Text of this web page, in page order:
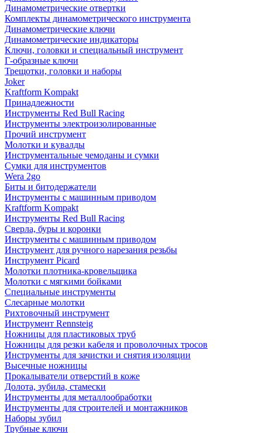
Динамометрические отвертки
Комплекты динамометрического инструмента
Динамометрические ключи
Динамометрические индикаторы
Ключи, головки и специальный инструмент
Г-образные ключи
Трещотки, головки и наборы
Joker
Kraftform Kompakt
Принадлежности
Инструменты Red Bull Racing
Инструменты электроизолированные
Прочий инструмент
Молотки и кувалды
Инструментальные чемоданы и сумки
Сумки для инструментов
Wera 2go
Биты и битодержатели
Инструменты с машинным приводом
Kraftform Kompakt
Инструменты Red Bull Racing
Сверла, буры и коронки
Инструменты с машинным приводом
Инструмент для ручного нарезания резьбы
Инструмент Picard
Молотки плотника-кровельщика
Молотки с мягкими бойками
Специальные инструменты
Слесарные молотки
Рихтовочный инструмент
Инструмент Rennsteig
Ножницы для пластиковых труб
Ножницы для резки кабеля и проволочных тросов
Инструменты для зачистки и снятия изоляции
Высечные ножницы
Прокалыватели отверстий в коже
Долота, зубила, стамески
Инструменты для металлообработки
Инструменты для строителей и монтажников
Наборы зубил
Трубные ключи